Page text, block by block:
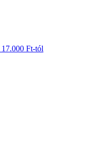
17.000 Ft-tól